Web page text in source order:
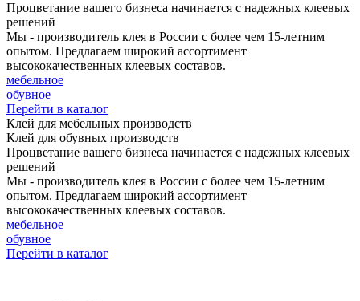
Процветание вашего бизнеса начинается с надежных клеевых
решений
Мы - производитель клея в России с более чем 15-летним
опытом. Предлагаем широкий ассортимент
высококачественных клеевых составов.
мебельное
обувное
Перейти в каталог
Клей для мебельных производств
Клей для обувных производств
Процветание вашего бизнеса начинается с надежных клеевых
решений
Мы - производитель клея в России с более чем 15-летним
опытом. Предлагаем широкий ассортимент
высококачественных клеевых составов.
мебельное
обувное
Перейти в каталог